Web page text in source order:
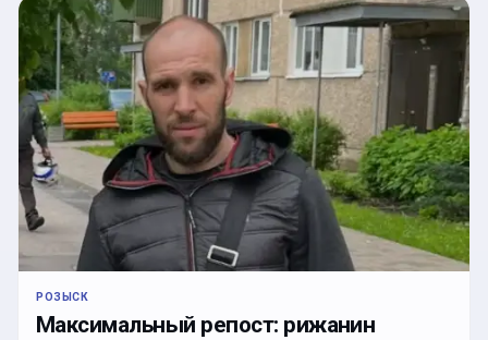
РОЗЫСК
Максимальный репост: рижанин